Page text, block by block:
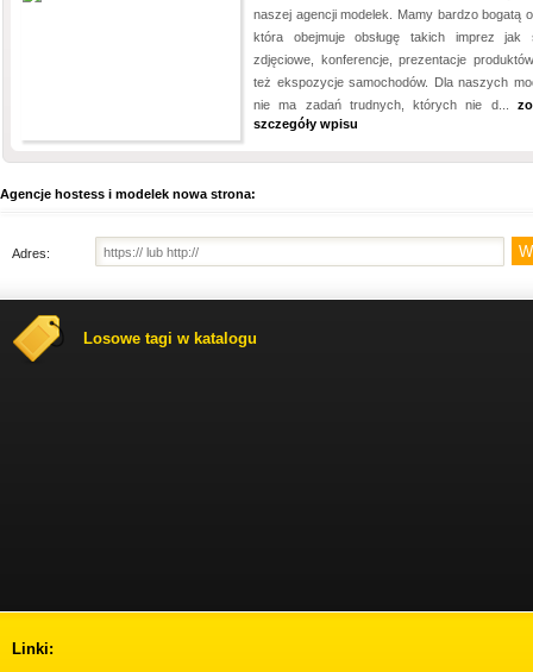
naszej agencji modelek. Mamy bardzo bogatą
która obejmuje obsługę takich imprez jak
zdjęciowe, konferencje, prezentacje
też ekspozycje samochodów. Dla naszych
nie ma zadań trudnych, których nie d...
szczegóły wpisu
Agencje hostess i modelek nowa strona:
Adres:
Losowe tagi w katalogu
Linki: